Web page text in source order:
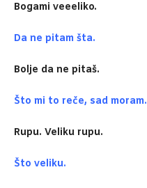
Bogami veeeliko.
Da ne pitam šta.
Bolje da ne pitaš.
Što mi to reče, sad
Rupu. Veliku rupu.
Što veliku.